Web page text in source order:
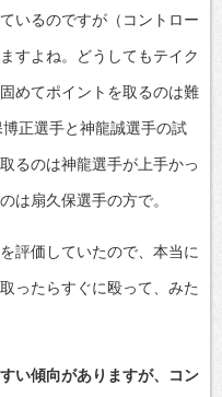
いるのですが（コントロー
すよね。どうしてもテイク
めてポイントを取るのは難
正選手と神龍誠選手の試
るのは神龍選手が上手かっ
は扇久保選手の方で。
評価していたので、本当に
ったらすぐに殴って、みた
い傾向がありますが、コン